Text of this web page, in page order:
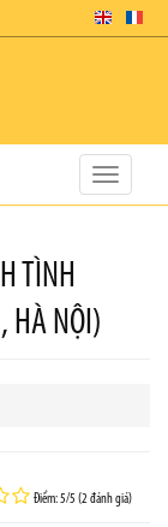
Toggle
TÌNH
HÀ NỘI)
Điểm: 5/5 (2 đánh giá)